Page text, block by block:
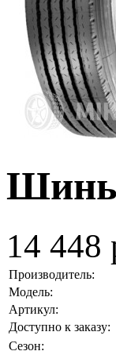
Шины
14 448
Производитель:
Модель:
Артикул:
Доступно к заказу:
Сезон: